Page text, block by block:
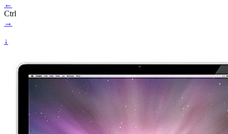
←
Ctrl
→
↓